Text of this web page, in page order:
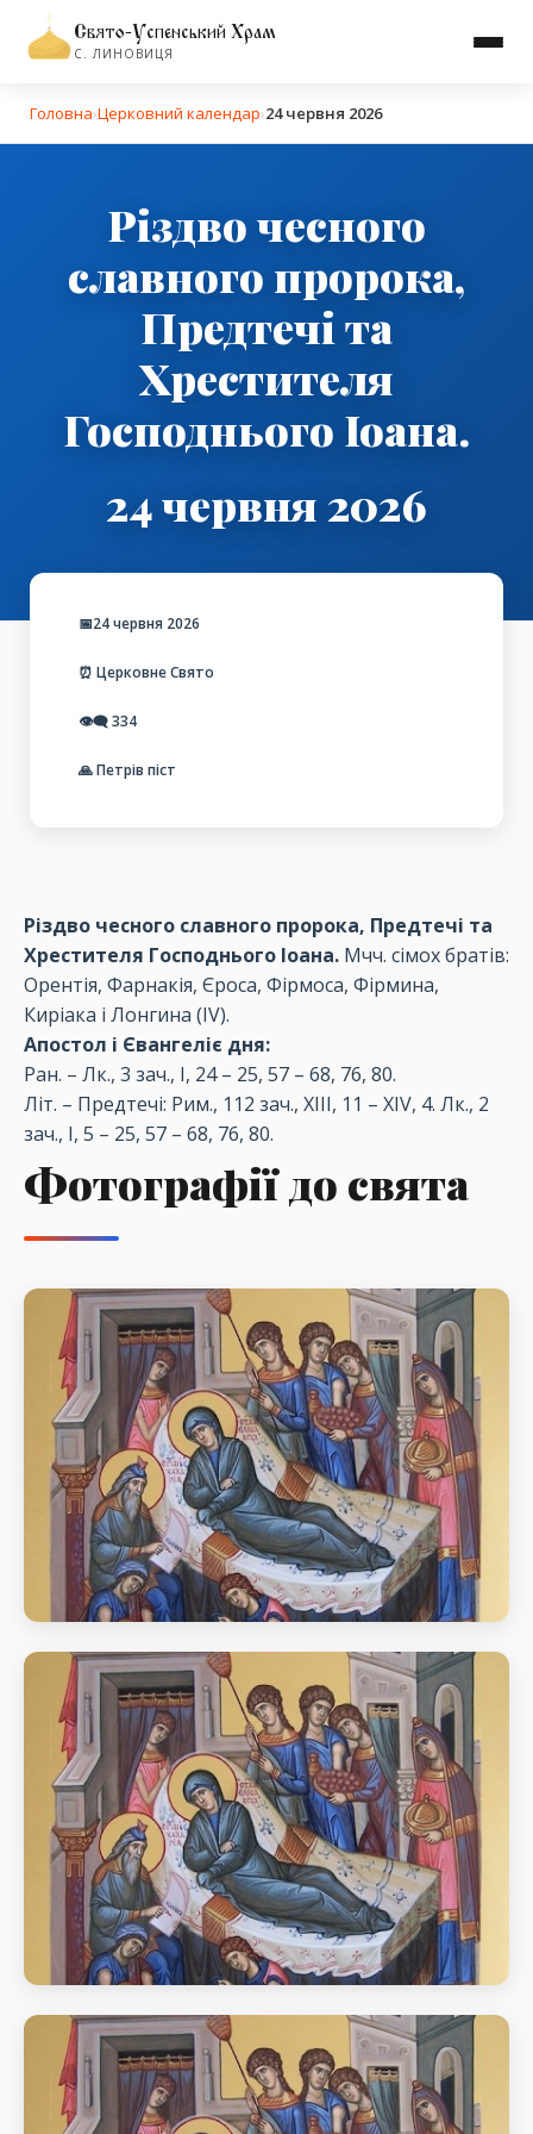
Свято-Успенський Храм
С. ЛИНОВИЦЯ
Головна›Церковний календар›24 червня 2026
Різдво чесного
славного пророка,
Предтечі та
Хрестителя
Господнього Іоана.
24 червня 2026
📅24 червня 2026
⏰ Церковне Свято
👁️‍🗨️334
🙏 Петрів піст
Різдво чесного славного пророка, Предтечі та
Хрестителя Господнього Іоана. Мчч. сімох братів:
Орентія, Фарнакія, Єроса, Фірмоса, Фірмина,
Киріака і Лонгина (ІV).
Апостол і Євангеліє дня:
Ран. – Лк., 3 зач., I, 24 – 25, 57 – 68, 76, 80.
Літ. – Предтечі: Рим., 112 зач., XIII, 11 – XIV, 4. Лк., 2
зач., I, 5 – 25, 57 – 68, 76, 80.
Фотографії до свята
Різдво чесного славного пророка,
Предтечі та Хрестителя Господнього
Іоана.
день пам’яті Різдво чесного славного пророка,
Предтечі та Хрестителя Господнього Іоана.
Різдво чесного славного пророка,
Предтечі та Хрестителя Господнього
Іоана.